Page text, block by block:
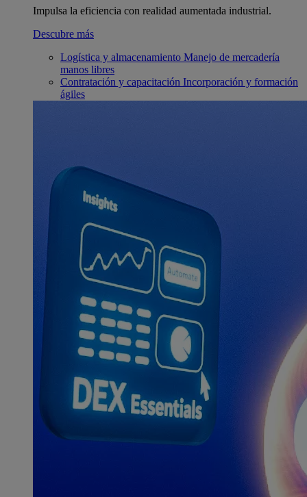
Impulsa la eficiencia con realidad aumentada industrial.
Descubre más
Logística y almacenamiento Manejo de mercadería
manos libres
Contratación y capacitación Incorporación y formación
ágiles